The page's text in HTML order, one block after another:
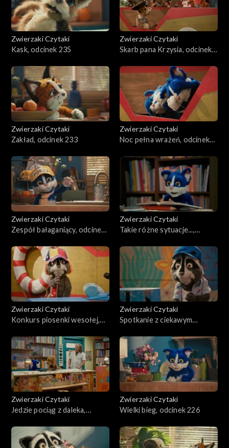
Zwierzaki Czytaki
Kask, odcinek 235
Zwierzaki Czytaki
Skarb pana Krzysia, odcinek
Zwierzaki Czytaki
Zakład, odcinek 233
Zwierzaki Czytaki
Noc pełna wrażeń, odcinek
Zwierzaki Czytaki
Zespół bałaganiący, odcinek
Zwierzaki Czytaki
Takie różne sytuacje...,
Zwierzaki Czytaki
Konkurs piosenki wesołej,
Zwierzaki Czytaki
Spotkanie z ciekawym
Zwierzaki Czytaki
Jedzie pociąg z daleka,
Zwierzaki Czytaki
Wielki bieg, odcinek 226